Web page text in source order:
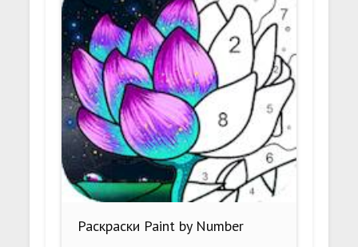
Раскраски Paint by Number